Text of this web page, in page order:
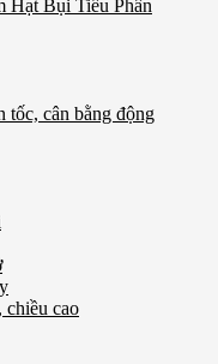
Bụi Tiều Phân
tốc, cân bằng động
chiều cao